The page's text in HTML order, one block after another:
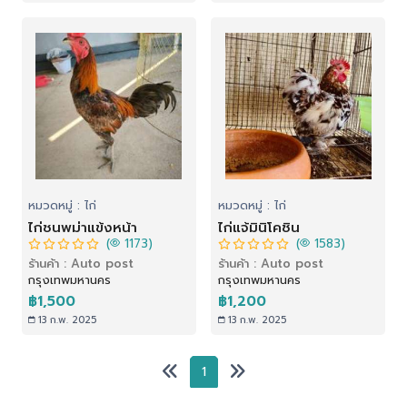
หมวดหมู่ : ไก่
ไก่ชนพม่าแข้งหน้า
( 1173)
ร้านค้า : Auto post
กรุงเทพมหานคร
฿1,500
13 ก.พ. 2025
หมวดหมู่ : ไก่
ไก่แจ้มินิโคชิน
( 1583)
ร้านค้า : Auto post
กรุงเทพมหานคร
฿1,200
13 ก.พ. 2025
1